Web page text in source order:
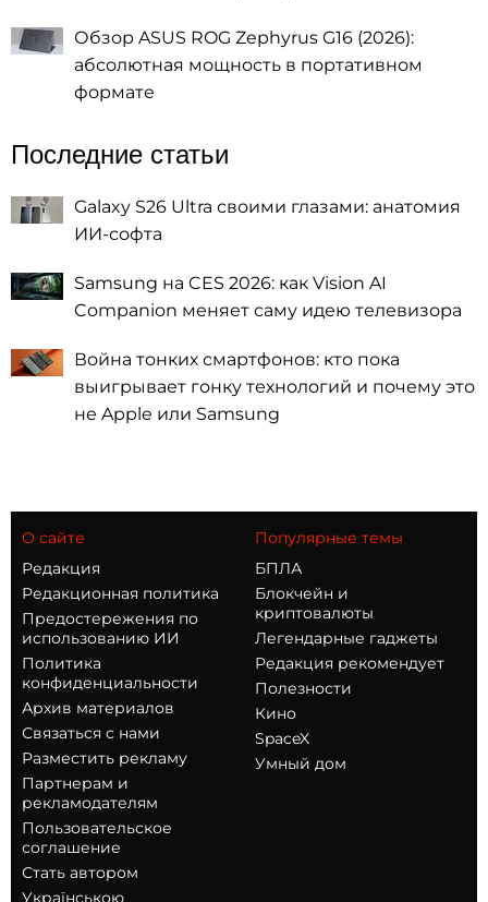
Обзор ASUS ROG Zephyrus G16 (2026):
абсолютная мощность в портативном
формате
Последние статьи
Galaxy S26 Ultra своими глазами: анатомия
ИИ-софта
Samsung на CES 2026: как Vision AI
Companion меняет саму идею телевизора
Война тонких смартфонов: кто пока
выигрывает гонку технологий и почему это
не Apple или Samsung
О сайте
Редакция
Редакционная политика
Предостережения по
использованию ИИ
Политика
конфиденциальности
Архив материалов
Связаться с нами
Разместить рекламу
Партнерам и
рекламодателям
Пользовательское
соглашение
Стать автором
Українською
Популярные темы
БПЛА
Блокчейн и
криптовалюты
Легендарные гаджеты
Редакция рекомендует
Полезности
Кино
SpaceX
Умный дом